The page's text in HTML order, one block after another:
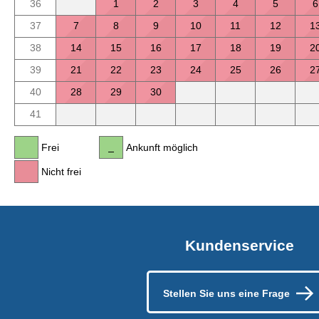
36
1 2 3 4 5
6
37
7 8 9 10 11 12
38
14 15 16 17 18 19
39
21 22 23 24 25 26
40
28 29
30
41
Frei
Nicht frei
Ankunft möglich
Kundenservice
Stellen Sie uns eine Frage